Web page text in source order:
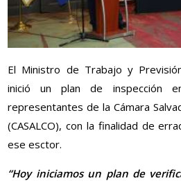
El Ministro de Trabajo y
inició un plan de inspección
representantes de la Cámara
(CASALCO), con la finalidad de
ese esctor.
“Hoy iniciamos un plan de